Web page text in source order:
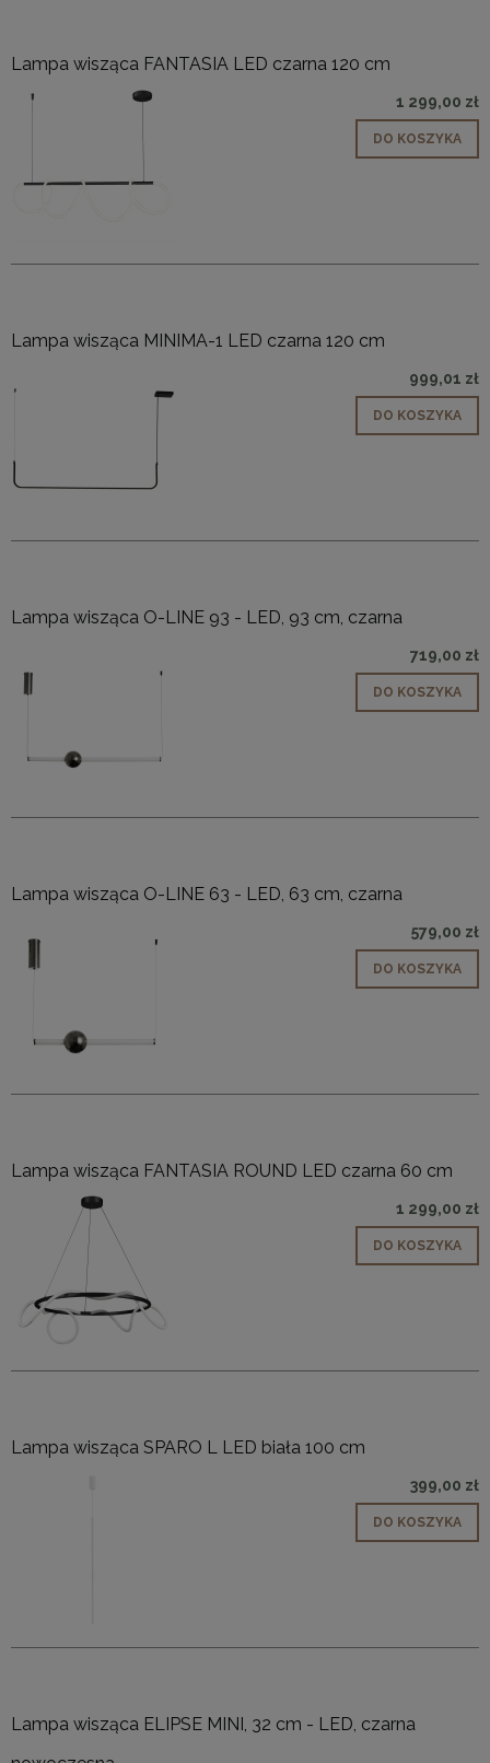
Lampa wisząca FANTASIA LED czarna 120 cm
1 299,00 zł
DO KOSZYKA
Lampa wisząca MINIMA-1 LED czarna 120 cm
999,01 zł
DO KOSZYKA
Lampa wisząca O-LINE 93 - LED, 93 cm, czarna
719,00 zł
DO KOSZYKA
Lampa wisząca O-LINE 63 - LED, 63 cm, czarna
579,00 zł
DO KOSZYKA
Lampa wisząca FANTASIA ROUND LED czarna 60 cm
1 299,00 zł
DO KOSZYKA
Lampa wisząca SPARO L LED biała 100 cm
399,00 zł
DO KOSZYKA
Lampa wisząca ELIPSE MINI, 32 cm - LED, czarna